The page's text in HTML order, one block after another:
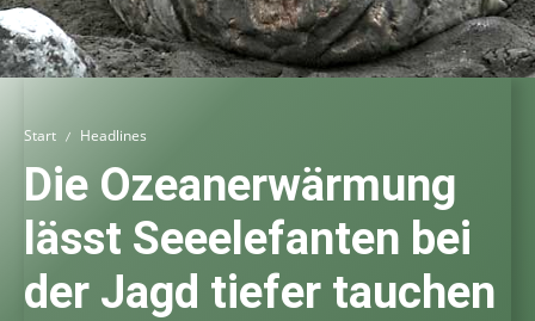
Start Headlines
Die Ozeanerwärmung
lässt Seeelefanten bei
der Jagd tiefer tauchen